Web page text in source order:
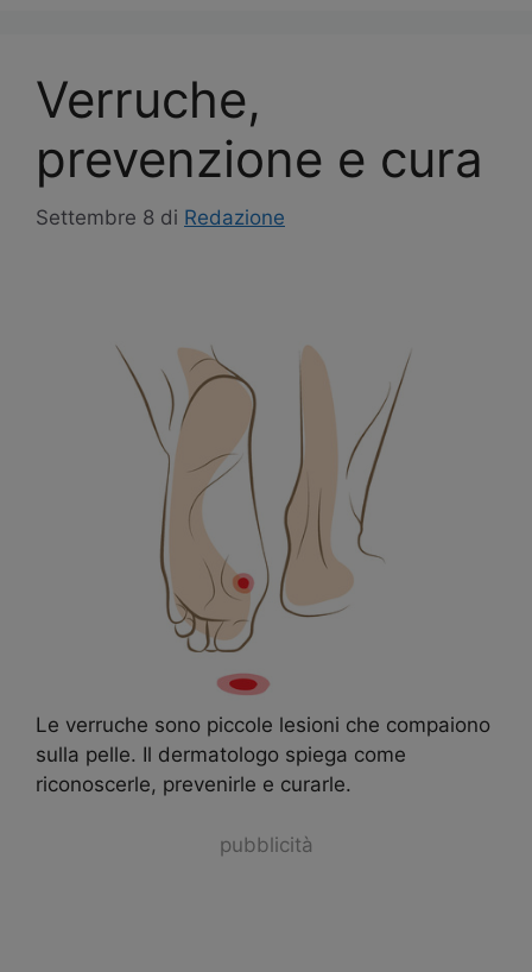
Verruche,
prevenzione e cura
Settembre 8 di Redazione
Le verruche sono piccole lesioni che compaiono
sulla pelle. Il dermatologo spiega come
riconoscerle, prevenirle e curarle.
pubblicità